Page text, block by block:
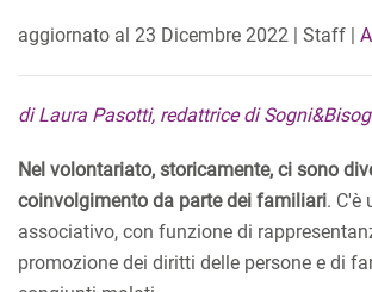
aggiornato al 23 Dicembre 2022 | Staff |
di Laura Pasotti, redattrice di
Nel volontariato, storicamente, ci sono
coinvolgimento da parte dei familiari. C'è
associativo, con funzione di
promozione dei diritti delle persone e di